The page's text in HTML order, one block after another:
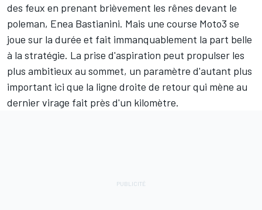
des feux en prenant brièvement les rênes devant le
poleman, Enea Bastianini. Mais une course Moto3 se
joue sur la durée et fait immanquablement la part belle
à la stratégie. La prise d'aspiration peut propulser les
plus ambitieux au sommet, un paramètre d'autant plus
important ici que la ligne droite de retour qui mène au
dernier virage fait près d'un kilomètre.